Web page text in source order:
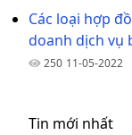
Các loại hợp
doanh dịch vụ
250 11-05-2022
Tin mới nhất